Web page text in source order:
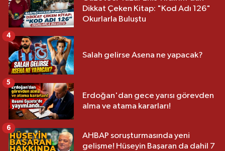
Dikkat Çeken Kitap: "Kod Adı 126"
Okurlarla Buluştu
Salah gelirse Asena ne yapacak?
4
Erdoğan'dan gece yarısı görevden
alma ve atama kararları!
5
AHBAP soruşturmasında yeni
gelişme! Hüseyin Başaran da dahil 7
6